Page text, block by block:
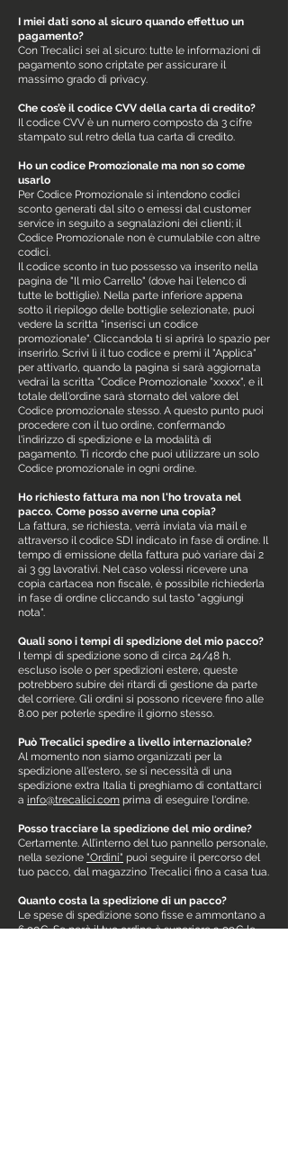
I miei dati sono al sicuro quando effettuo un
pagamento?
Con Trecalici sei al sicuro: tutte le informazioni di
pagamento sono criptate per assicurare il
massimo grado di privacy.
Che cos’è il codice CVV della carta di credito?
Il codice CVV è un numero composto da 3 cifre
stampato sul retro della tua carta di credito.
Ho un codice Promozionale ma non so come
usarlo
Per Codice Promozionale si intendono codici
sconto generati dal sito o emessi dal customer
service in seguito a segnalazioni dei clienti; il
Codice Promozionale non è cumulabile con altre
codici.
Il codice sconto in tuo possesso va inserito nella
pagina de "Il mio Carrello" (dove hai l'elenco di
tutte le bottiglie). Nella parte inferiore appena
sotto il riepilogo delle bottiglie selezionate, puoi
vedere la scritta "inserisci un codice
promozionale". Cliccandola ti si aprirà lo spazio per
inserirlo. Scrivi lì il tuo codice e premi il "Applica"
per attivarlo, quando la pagina si sarà aggiornata
vedrai la scritta "Codice Promozionale "xxxxx", e il
totale dell'ordine sarà stornato del valore del
Codice promozionale stesso. A questo punto puoi
procedere con il tuo ordine, confermando
l'indirizzo di spedizione e la modalità di
pagamento. Ti ricordo che puoi utilizzare un solo
Codice promozionale in ogni ordine.
Ho richiesto fattura ma non l'ho trovata nel
pacco. Come posso averne una copia?
La fattura, se richiesta, verrà inviata via mail e
attraverso il codice SDI indicato in fase di ordine. Il
tempo di emissione della fattura può variare dai 2
ai 3 gg lavorativi. Nel caso volessi ricevere una
copia cartacea non fiscale, è possibile richiederla
in fase di ordine cliccando sul tasto "aggiungi
nota".
Quali sono i tempi di spedizione del mio pacco?
I tempi di spedizione sono di circa 24/48 h,
escluso isole o per spedizioni estere, queste
potrebbero subire dei ritardi di gestione da parte
del corriere. Gli ordini si possono ricevere fino alle
8.00 per poterle spedire il giorno stesso.
Può Trecalici spedire a livello internazionale?
Al momento non siamo organizzati per la
spedizione all'estero, se si necessità di una
spedizione extra Italia ti preghiamo di contattarci
a info@trecalici.com prima di eseguire l'ordine.
Posso tracciare la spedizione del mio ordine?
Certamente. All’interno del tuo pannello personale,
nella sezione "Ordini" puoi seguire il percorso del
tuo pacco, dal magazzino Trecalici fino a casa tua.
Quanto costa la spedizione di un pacco?
Le spese di spedizione sono fisse e ammontano a
6,90€. Se però il tuo ordine è superiore a 99€ le